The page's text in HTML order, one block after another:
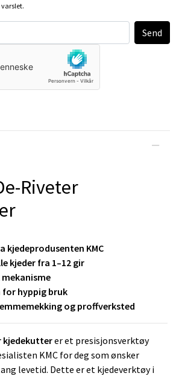
Riveter
kjedeprodusenten KMC
kjeder fra 1–12 gir
hyppig bruk
og proffverksted
kjedekutterer et presisjonsverktøy
KMC for deg som ønsker
levetid. Dette er et kjedeverktøy i